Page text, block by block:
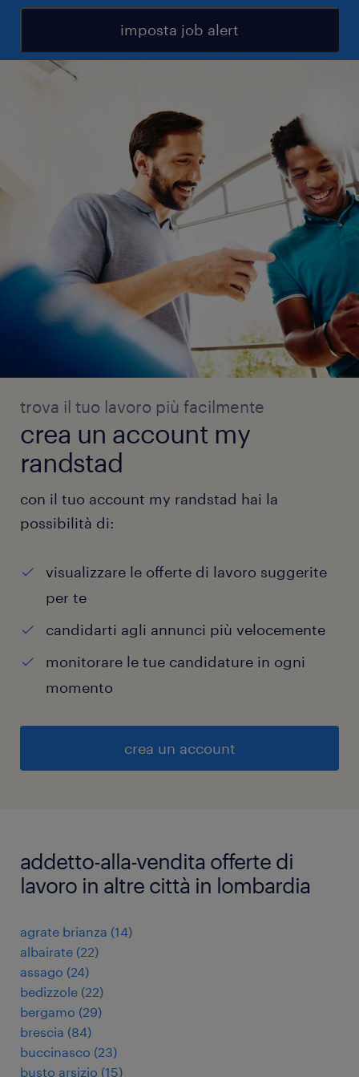
imposta job alert
trova il tuo lavoro più facilmente
crea un account my
randstad
con il tuo account my randstad hai la
possibilità di:
visualizzare le offerte di lavoro suggerite
per te
candidarti agli annunci più velocemente
monitorare le tue candidature in ogni
momento
crea un account
addetto-alla-vendita offerte di
lavoro in altre città in lombardia
agrate brianza (14)
albairate (22)
assago (24)
bedizzole (22)
bergamo (29)
brescia (84)
buccinasco (23)
busto arsizio (15)